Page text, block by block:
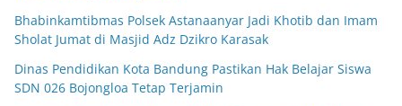
Bhabinkamtibmas Polsek Astanaanyar Jadi Khotib dan Imam
Sholat Jumat di Masjid Adz Dzikro Karasak
Dinas Pendidikan Kota Bandung Pastikan Hak Belajar Siswa
SDN 026 Bojongloa Tetap Terjamin